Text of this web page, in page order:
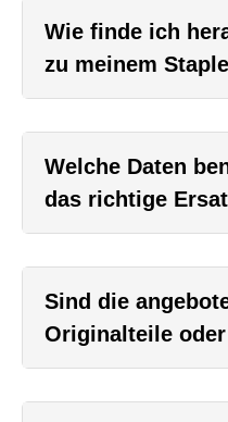
Wie finde ich
zu meinem
Welche Daten
das richtige
Sind die
Originalteile